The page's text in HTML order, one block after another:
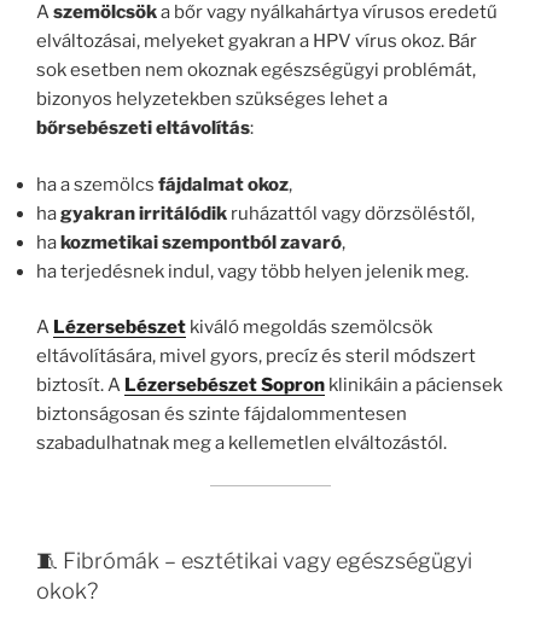
Aszemölcsöka bőr vagy nyálkahártya vírusos eredetű
elváltozásai, melyeket gyakran a HPV vírus okoz. Bár
sok esetben nem okoznak egészségügyi problémát,
bizonyos helyzetekben szükséges lehet a
bőrsebészeti eltávolítás:
ha a szemölcs fájdalmat okoz,
hagyakran irritálódik ruházattól vagy dörzsöléstől,
hakozmetikai szempontból zavaró,
ha terjedésnek indul, vagy több helyen jelenik meg.
A Lézersebészet kiváló megoldás szemölcsök
eltávolítására, mivel gyors, precíz és steril módszert
biztosít. A Lézersebészet Sopron klinikáin a páciensek
biztonságosan és szinte fájdalommentesen
szabadulhatnak meg a kellemetlen elváltozástól.
🧵 Fibrómák – esztétikai vagy egészségügyi
okok?